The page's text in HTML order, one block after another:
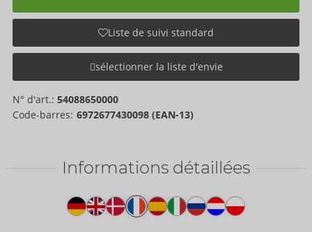
Liste de suivi standard
sélectionner la liste d'envie
N° d'art.: 54088650000
Code-barres: 6972677430098 (EAN-13)
Informations détaillées